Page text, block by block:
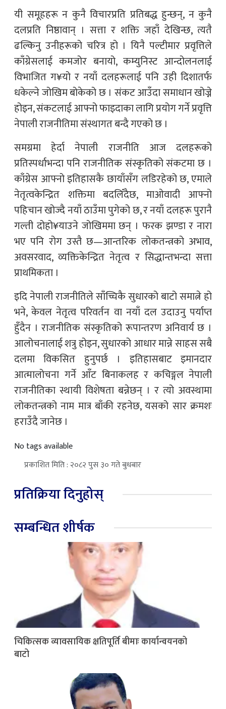
यी समूहहरू न कुनै विचारप्रति प्रतिबद्ध हुन्छन्, न कुनै
दलप्रति निष्ठावान् । सत्ता र शक्ति जहाँ देखिन्छ, त्यतै
ढल्किनु उनीहरूको चरित्र हो । यिनै पल्टीमार प्रवृत्तिले
काँग्रेसलाई कमजोर बनायो, कम्युनिस्ट आन्दोलनलाई
विभाजित ग¥यो र नयाँ दलहरूलाई पनि उही दिशातर्फ
धकेल्ने जोखिम बोकेको छ । संकट आउँदा समाधान खोज्ने
होइन, संकटलाई आफ्नो फाइदाका लागि प्रयोग गर्ने प्रवृत्ति
नेपाली राजनीतिमा संस्थागत बन्दै गएको छ ।
समग्रमा हेर्दा नेपाली राजनीति आज दलहरूको
प्रतिस्पर्धाभन्दा पनि राजनीतिक संस्कृतिको संकटमा छ ।
काँग्रेस आफ्नो इतिहासकै छायाँसँग लडिरहेको छ, एमाले
नेतृत्वकेन्द्रित शक्तिमा बदलिँदैछ, माओवादी आफ्नो
पहिचान खोज्दै नयाँ ठाउँमा पुगेको छ, र नयाँ दलहरू पुरानै
गल्ती दोहो¥याउने जोखिममा छन् । फरक झण्डा र नारा
भए पनि रोग उस्तै छ—आन्तरिक लोकतन्त्रको अभाव,
अवसरवाद, व्यक्तिकेन्द्रित नेतृत्व र सिद्धान्तभन्दा सत्ता
प्राथमिकता ।
इदि नेपाली राजनीतिले साँच्चिकै सुधारको बाटो समात्ने हो
भने, केवल नेतृत्व परिवर्तन वा नयाँ दल उदाउनु पर्याप्त
हुँदैन । राजनीतिक संस्कृतिको रूपान्तरण अनिवार्य छ ।
आलोचनालाई शत्रु होइन, सुधारको आधार मान्ने साहस सबै
दलमा विकसित हुनुपर्छ । इतिहासबाट इमानदार
आत्मालोचना गर्ने आँट बिनाकलह र कचिङ्गल नेपाली
राजनीतिका स्थायी विशेषता बन्नेछन् । र त्यो अवस्थामा
लोकतन्त्रको नाम मात्र बाँकी रहनेछ, यसको सार क्रमशः
हराउँदै जानेछ ।
No tags available
प्रकाशित मिति : २०८२ पुस ३० गते बुधबार
प्रतिक्रिया दिनुहोस्
सम्बन्धित शीर्षक
चिकित्सक व्यावसायिक क्षतिपूर्ति बीमाः कार्यान्वयनको
बाटो